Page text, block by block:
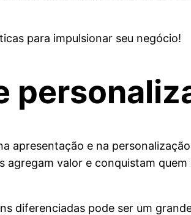
para impulsionar seu negócio!
apresentação e na
valor e conquistam quem
diferenciadas pode ser um